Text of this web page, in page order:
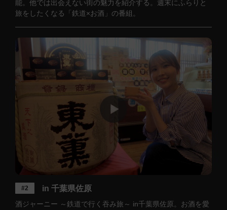
能。他では出会えない街の魅力を紹介する。週末にふらりと
旅をしたくなる「鉄道×お酒」の番組。
#2 in 千葉県佐原
酒ジャーニー ～鉄道で行く吞み旅～ in千葉県佐原。お酒を愛